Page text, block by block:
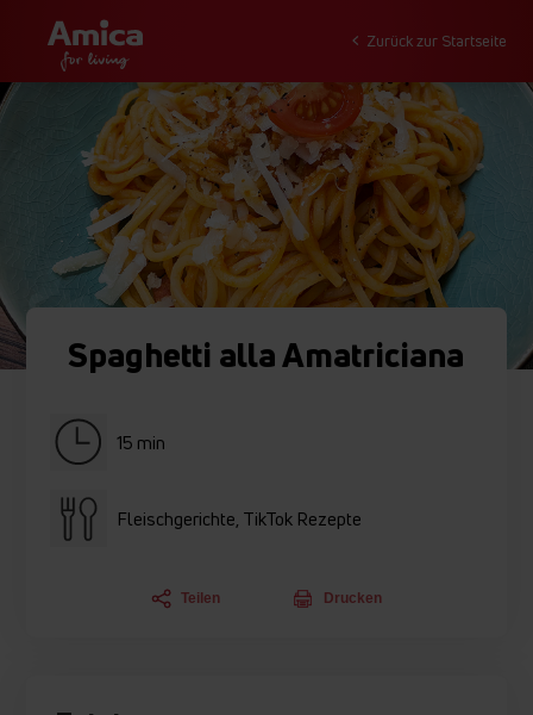
Zurück zur Startseite
Spaghetti alla Amatriciana
15 min
Fleischgerichte, TikTok Rezepte
Teilen Drucken